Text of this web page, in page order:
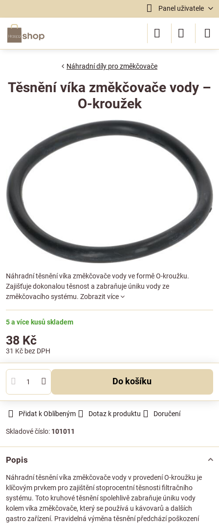
Panel uživatele
Náhradní díly pro změkčovače
Těsnění víka změkčovače vody –
O-kroužek
Náhradní těsnění víka změkčovače vody ve formě O-kroužku.
Zajišťuje dokonalou těsnost a zabraňuje úniku vody ze
změkčovacího systému. Zobrazit více
5 a více kusů skladem
38 Kč
31 Kč bez DPH
Do košíku
Přidat k Oblíbeným Dotaz k produktu Doručení
Skladové číslo: 101011
Popis
Náhradní těsnění víka změkčovače vody v provedení O-kroužku je
klíčovým prvkem pro zajištění stoprocentní těsnosti filtračního
systému. Toto kruhové těsnění spolehlivě zabraňuje úniku vody
kolem víka změkčovače, který se používá u kávovarů a dalších
gastro zařízení. Pravidelná výměna těsnění předchází poškození